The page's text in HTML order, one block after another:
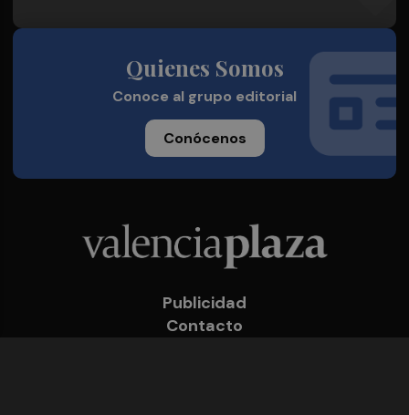
Quienes Somos
Conoce al grupo editorial
Conócenos
Publicidad
Contacto